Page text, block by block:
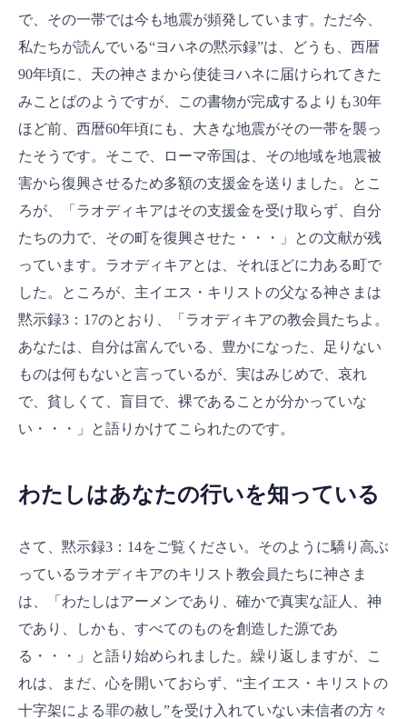
で、その一帯では今も地震が頻発しています。ただ今、
私たちが読んでいる“ヨハネの黙示録”は、どうも、西暦
90年頃に、天の神さまから使徒ヨハネに届けられてきた
みことばのようですが、この書物が完成するよりも30年
ほど前、西暦60年頃にも、大きな地震がその一帯を襲っ
たそうです。そこで、ローマ帝国は、その地域を地震被
害から復興させるため多額の支援金を送りました。とこ
ろが、「ラオディキアはその支援金を受け取らず、自分
たちの力で、その町を復興させた・・・」との文献が残
っています。ラオディキアとは、それほどに力ある町で
した。ところが、主イエス・キリストの父なる神さまは
黙示録3：17のとおり、「ラオディキアの教会員たちよ。
あなたは、自分は富んでいる、豊かになった、足りない
ものは何もないと言っているが、実はみじめで、哀れ
で、貧しくて、盲目で、裸であることが分かっていな
い・・・」と語りかけてこられたのです。
わたしはあなたの行いを知っている
さて、黙示録3：14をご覧ください。そのように驕り高ぶ
っているラオディキアのキリスト教会員たちに神さま
は、「わたしはアーメンであり、確かで真実な証人、神
であり、しかも、すべてのものを創造した源であ
る・・・」と語り始められました。繰り返しますが、こ
れは、まだ、心を開いておらず、“主イエス・キリストの
十字架による罪の赦し”を受け入れていない未信者の方々